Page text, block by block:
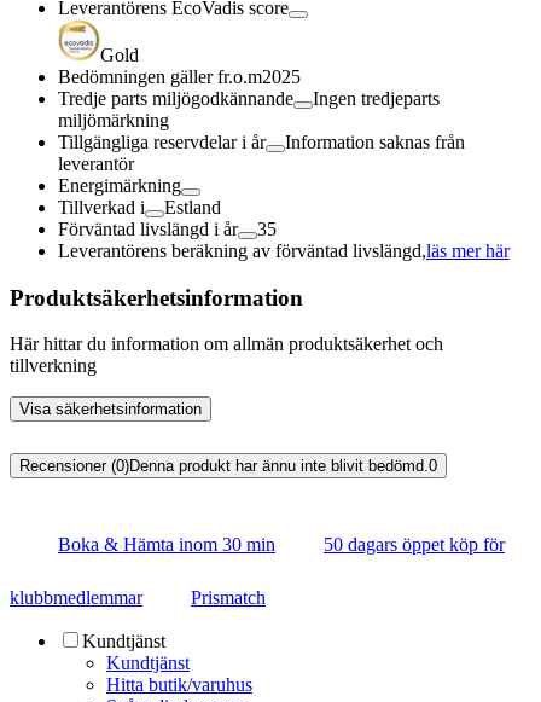
Leverantörens EcoVadis score
Gold
Bedömningen gäller fr.o.m2025
Tredje parts miljögodkännande
Ingen tredjeparts
miljömärkning
Tillgängliga reservdelar i år
Information saknas från
leverantör
Energimärkning
Tillverkad i
Estland
Förväntad livslängd i år
35
Leverantörens beräkning av förväntad livslängd,läs mer här
Produktsäkerhetsinformation
Här hittar du information om allmän produktsäkerhet och
tillverkning
Visa säkerhetsinformation
Recensioner (0)Denna produkt har ännu inte blivit bedömd.0
Boka & Hämta inom 30 min 50 dagars öppet köp för
klubbmedlemmar Prismatch
Kundtjänst
Kundtjänst
Hitta butik/varuhus